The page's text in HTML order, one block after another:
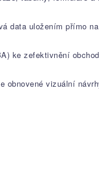
data uložením přímo
ke zefektivnění
obnovené vizuální